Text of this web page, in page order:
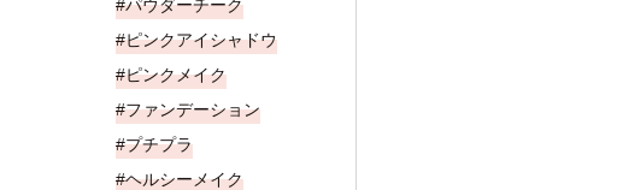
パウダーチーク
ピンクアイシャドウ
ピンクメイク
ファンデーション
プチプラ
ヘルシーメイク